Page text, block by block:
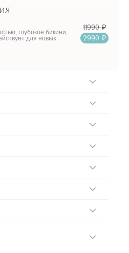
глубокое бикини,
для новых
11990 ₽
2990 ₽